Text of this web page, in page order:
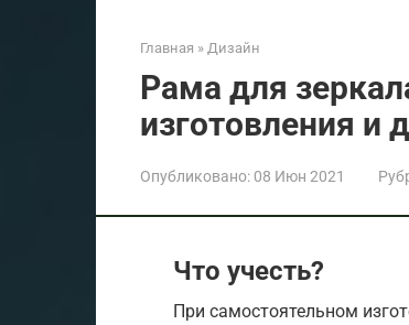
Главная » Дизайн
Рама для
изготовления и
Опубликовано: 08 Июн 2021
Что учесть?
При самостоятельном